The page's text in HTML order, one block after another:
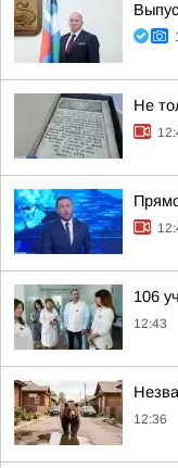
Не
106
12:43
12:36